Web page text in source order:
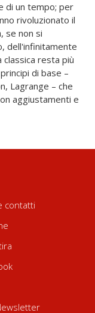
di un tempo; per
rivoluzionato il
se non si
dell'infinitamente
classica resta più
di base –
Lagrange – che
aggiustamenti e
La meccanica
matematica della
cui si
È il sostegno
più irrazionale.
rimarrà
contatti